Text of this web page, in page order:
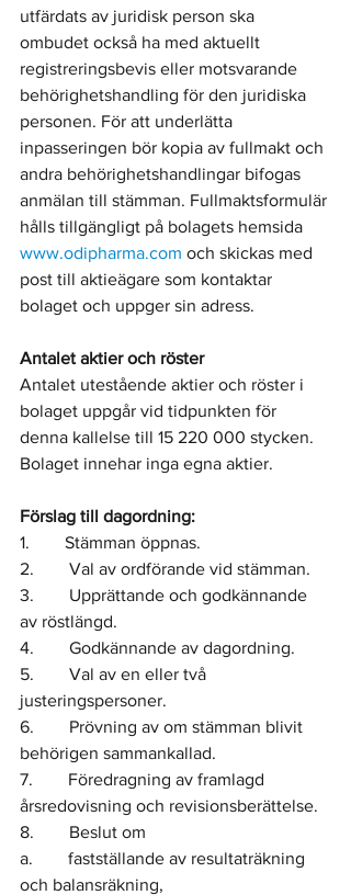
utfärdats av juridisk person ska
ombudet också ha med aktuellt
registreringsbevis eller motsvarande
behörighetshandling för den juridiska
personen. För att underlätta
inpasseringen bör kopia av fullmakt och
andra behörighetshandlingar bifogas
anmälan till stämman. Fullmaktsformulär
hålls tillgängligt på bolagets hemsida
www.odipharma.com och skickas med
post till aktieägare som kontaktar
bolaget och uppger sin adress.
Antalet aktier och röster
Antalet utestående aktier och röster i
bolaget uppgår vid tidpunkten för
denna kallelse till 15 220 000 stycken.
Bolaget innehar inga egna aktier.
Förslag till dagordning:
1.        Stämman öppnas.
2.        Val av ordförande vid stämman.
3.        Upprättande och godkännande
av röstlängd.
4.        Godkännande av dagordning.
5.        Val av en eller två
justeringspersoner.
6.        Prövning av om stämman blivit
behörigen sammankallad.
7.        Föredragning av framlagd
årsredovisning och revisionsberättelse.
8.        Beslut om
a.        fastställande av resultaträkning
och balansräkning,